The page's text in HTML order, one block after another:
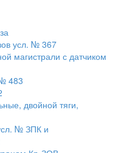
усл. № 367
магистрали с датчиком
483
двойной тяги,
№ ЗПК и